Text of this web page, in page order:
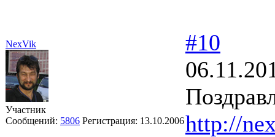
NexVik
Участник
Сообщений: 5806 Регистрация: 13.10.2006
#10
http://